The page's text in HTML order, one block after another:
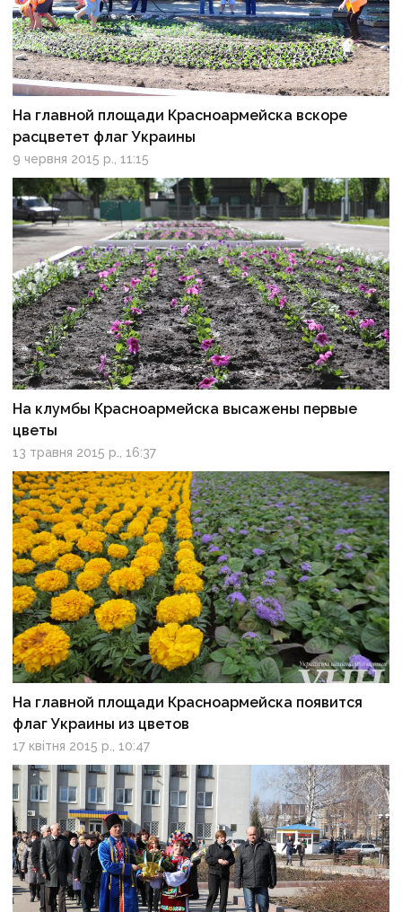
На главной площади Красноармейска вскоре
расцветет флаг Украины
9 червня 2015 р., 11:15
На клумбы Красноармейска высажены первые
цветы
13 травня 2015 р., 16:37
На главной площади Красноармейска появится
флаг Украины из цветов
17 квітня 2015 р., 10:47